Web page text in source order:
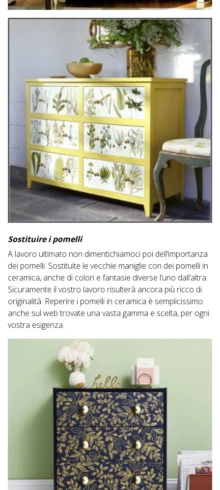
Sostituire i pomelli
A lavoro ultimato non dimentichiamoci poi dell’importanza
dei pomelli. Sostituite le vecchie maniglie con dei pomelli in
ceramica, anche di colori e fantasie diverse l’uno dall’altra.
Sicuramente il vostro lavoro risulterà ancora più ricco di
originalità. Reperire i pomelli in ceramica è semplicissimo:
anche sul web trovate una vasta gamma e scelta, per ogni
vostra esigenza.